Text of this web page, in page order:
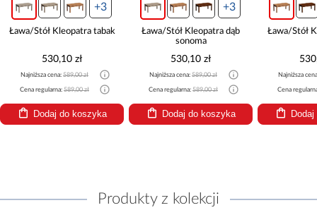
+3
Ława/Stół Kleopatra tabak
530,10 zł
Najniższa cena: 589,00 zł
Cena regularna: 589,00 zł
Dodaj do koszyka
+3
Ława/Stół Kleopatra dąb
sonoma
530,10 zł
Najniższa cena: 589,00 zł
Cena regularna: 589,00 zł
Dodaj do koszyka
Ława/Stół
Najniższa
Cena
Produkty z kolekcji